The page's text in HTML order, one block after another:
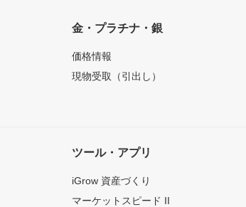
金・プラチナ・銀
価格情報
現物受取（引出し）
ツール・アプリ
iGrow 資産づくり
マーケットスピード II